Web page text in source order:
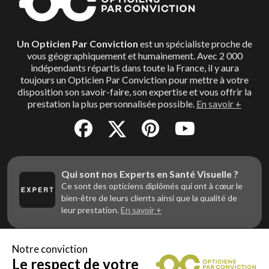
Un Opticien Par Conviction est un spécialiste proche de
vous géographiquement et humainement. Avec 2 000
indépendants répartis dans toute la France, il y aura
toujours un Opticien Par Conviction pour mettre à votre
disposition son savoir-faire, son expertise et vous offrir la
prestation la plus personnalisée possible. En savoir +
Qui sont nos Experts en Santé Visuelle ?
Ce sont des opticiens diplômés qui ont à cœur le
bien-être de leurs clients ainsi que la qualité de
leur prestation. En savoir +
Vous êtes un professionnel de la vue et
Notre conviction
Le respect de votre